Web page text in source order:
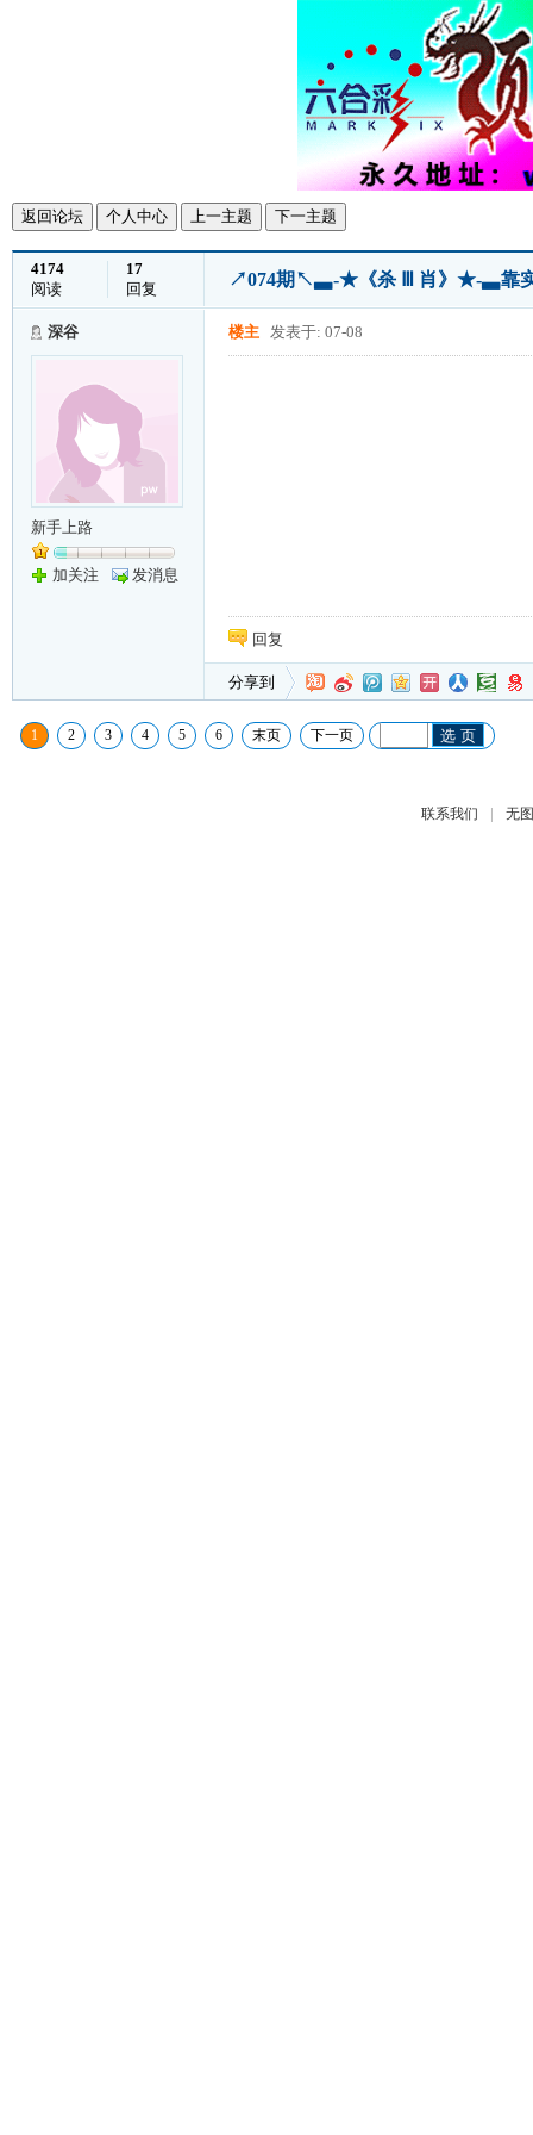
返回论坛 个人中心 上一主题 下一主题
4174
阅读
17
回复
↗074期↖▃-★《杀 Ⅲ 肖》★-▃靠实
深谷
新手上路
加关注 发消息
楼主 发表于: 07-08
回复
分享到
1 2 3 4 5 6 末页 下一页 选 页
联系我们 | 无